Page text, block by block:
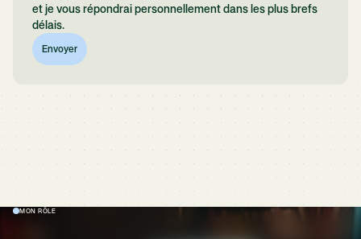
et je vous répondrai personnellement dans les plus brefs
délais.
MON RÔLE